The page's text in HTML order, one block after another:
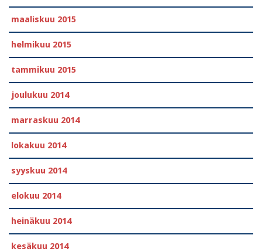
maaliskuu 2015
helmikuu 2015
tammikuu 2015
joulukuu 2014
marraskuu 2014
lokakuu 2014
syyskuu 2014
elokuu 2014
heinäkuu 2014
kesäkuu 2014